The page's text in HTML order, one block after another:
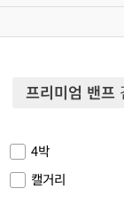
프리미엄 밴프
4박
캘거리